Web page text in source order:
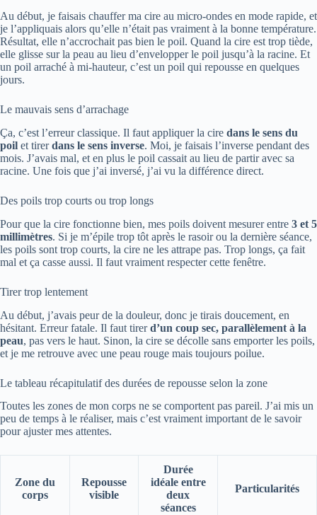
Au début, je faisais chauffer ma cire au micro-ondes en mode rapide, et
je l’appliquais alors qu’elle n’était pas vraiment à la bonne température.
Résultat, elle n’accrochait pas bien le poil. Quand la cire est trop tiède,
elle glisse sur la peau au lieu d’envelopper le poil jusqu’à la racine. Et
un poil arraché à mi-hauteur, c’est un poil qui repousse en quelques
jours.
Le mauvais sens d’arrachage
Ça, c’est l’erreur classique. Il faut appliquer la cire dans le sens du
poil et tirerdans le sens inverse. Moi, je faisais l’inverse pendant des
mois. J’avais mal, et en plus le poil cassait au lieu de partir avec sa
racine. Une fois que j’ai inversé, j’ai vu la différence direct.
Des poils trop courts ou trop longs
Pour que la cire fonctionne bien, mes poils doivent mesurer entre 3 et 5
millimètres. Si je m’épile trop tôt après le rasoir ou la dernière séance,
les poils sont trop courts, la cire ne les attrape pas. Trop longs, ça fait
mal et ça casse aussi. Il faut vraiment respecter cette fenêtre.
Tirer trop lentement
Au début, j’avais peur de la douleur, donc je tirais doucement, en
hésitant. Erreur fatale. Il faut tirerd’un coup sec, parallèlement à la
peau, pas vers le haut. Sinon, la cire se décolle sans emporter les poils,
et je me retrouve avec une peau rouge mais toujours poilue.
Le tableau récapitulatif des durées de repousse selon la zone
Toutes les zones de mon corps ne se comportent pas pareil. J’ai mis un
peu de temps à le réaliser, mais c’est vraiment important de le savoir
pour ajuster mes attentes.
Zone du
corps
Repousse
visible
Durée
idéale entre
deux
séances
Particularités